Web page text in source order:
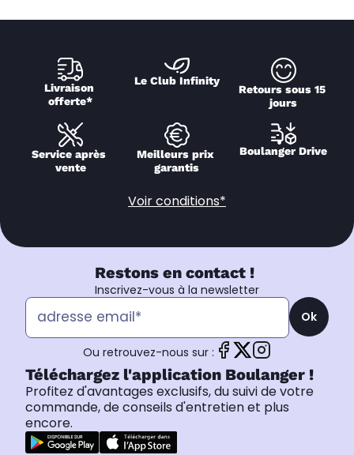
Livraison
offerte*
Le Club Infinity
Retours sous 15
jours
Service après
vente
Meilleurs prix
garantis
Boulanger Drive
Voir conditions*
Restons en contact !
Inscrivez-vous à la newsletter
Ok
Ou retrouvez-nous sur :
Téléchargez l'application Boulanger !
Profitez d'avantages exclusifs, du suivi de votre
commande, de conseils d'entretien et plus
encore.